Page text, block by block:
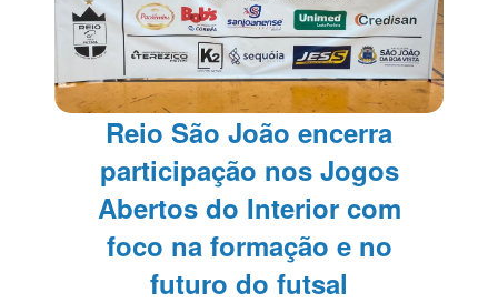
Reio São João encerra
participação nos Jogos
Abertos do Interior com
foco na formação e no
futuro do futsal